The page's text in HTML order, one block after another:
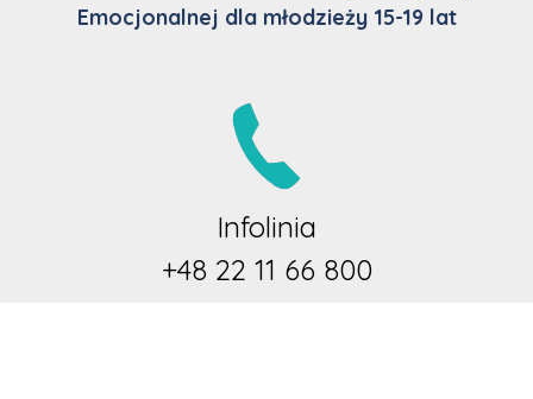
Emocjonalnej dla młodzieży 15-19 lat
Infolinia
+48 22 11 66 800